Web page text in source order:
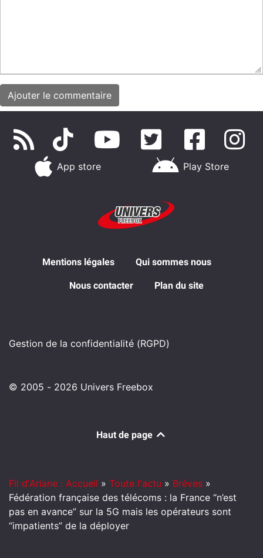
App store Play Store
Mentions légales Qui sommes nous
Nous contacter Plan du site
Gestion de la confidentialité (RGPD)
© 2005 - 2026 Univers Freebox
Haut de page
Fil d'Ariane : Accueil » Toute l'actu » Brèves »
Fédération française des télécoms : la France “n’est
pas en avance” sur la 5G mais les opérateurs sont
“impatients” de la déployer